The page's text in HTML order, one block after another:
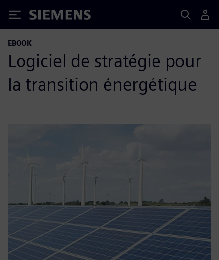
Siemens
EBOOK
Logiciel de stratégie pour
la transition énergétique